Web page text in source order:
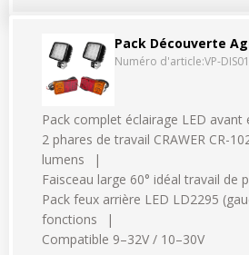
Pack Découverte
Numéro d'article:VP-DIS01
Pack complet éclairage LED avant
2 phares de travail CRAWER CR-
lumens
Faisceau large 60° idéal travail de
Pack feux arrière LED LD2295
fonctions
Compatible 9–32V / 10–30V